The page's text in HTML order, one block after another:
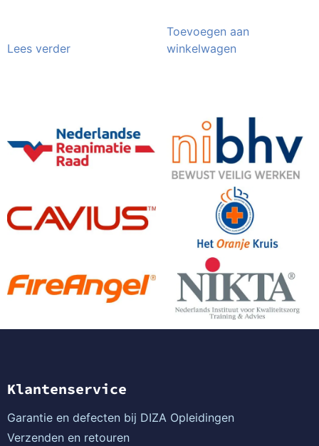
Lees verder
Toevoegen aan
winkelwagen
Klantenservice
Garantie en defecten bij DIZA Opleidingen
Verzenden en retouren